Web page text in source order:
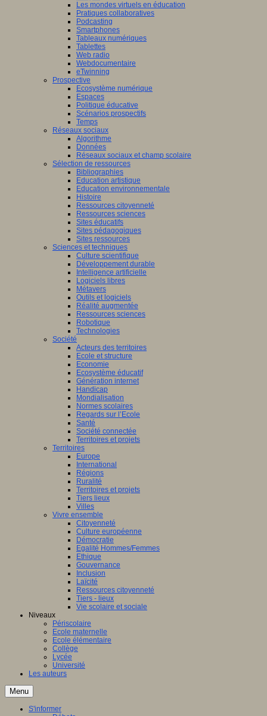
Les mondes virtuels en éducation
Pratiques collaboratives
Podcasting
Smartphones
Tableaux numériques
Tablettes
Web radio
Webdocumentaire
eTwinning
Prospective
Ecosystème numérique
Espaces
Politique éducative
Scénarios prospectifs
Temps
Réseaux sociaux
Algorithme
Données
Réseaux sociaux et champ scolaire
Sélection de ressources
Bibliographies
Education artistique
Education environnementale
Histoire
Ressources citoyenneté
Ressources sciences
Sites éducatifs
Sites pédagogiques
Sites ressources
Sciences et techniques
Culture scientifique
Développement durable
Intelligence artificielle
Logiciels libres
Métavers
Outils et logiciels
Réalité augmentée
Ressources sciences
Robotique
Technologies
Société
Acteurs des territoires
Ecole et structure
Economie
Ecosystème éducatif
Génération internet
Handicap
Mondialisation
Normes scolaires
Regards sur l’Ecole
Santé
Société connectée
Territoires et projets
Territoires
Europe
International
Régions
Ruralité
Territoires et projets
Tiers lieux
Villes
Vivre ensemble
Citoyenneté
Culture européenne
Démocratie
Egalité Hommes/Femmes
Ethique
Gouvernance
Inclusion
Laïcité
Ressources citoyenneté
Tiers - lieux
Vie scolaire et sociale
Niveaux
Périscolaire
Ecole maternelle
Ecole élémentaire
Collège
Lycée
Université
Les auteurs
Menu
S'informer